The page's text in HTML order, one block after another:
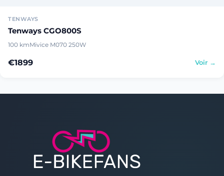
TENWAYS
Tenways CGO800S
100 kmMivice M070 250W
€1899 Voir →